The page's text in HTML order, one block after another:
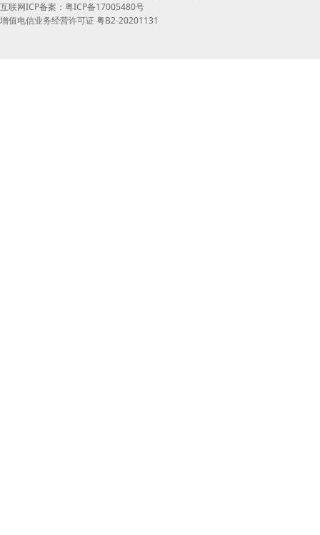
互联网ICP备案：粤ICP备17005480号
增值电信业务经营许可证 粤B2-20201131